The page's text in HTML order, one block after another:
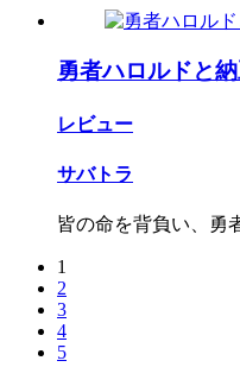
勇者ハロルドと
レビュー
サバトラ
皆の命を背負い、勇
1
2
3
4
5